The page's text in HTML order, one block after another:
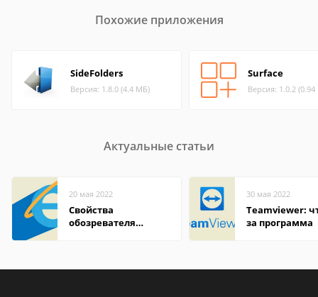
Похожие приложения
SideFolders
Версия: 1.8.0 (4.4 МБ)
Surface
Версия: 1.0.2
Актуальные статьи
20 мая 2022
Свойства
обозревателя
30 мая 2022
Teamviewer:
за программа